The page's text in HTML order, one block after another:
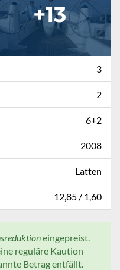
+13
3
2
6+2
2008
Latten
12,85 / 1,60
eingepreist.
reguläre Kaution
Betrag entfällt.